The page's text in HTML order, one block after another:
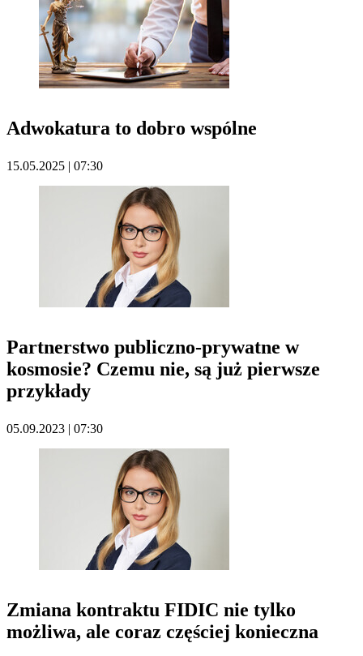
Adwokatura to dobro wspólne
15.05.2025 | 07:30
Partnerstwo publiczno-prywatne w
kosmosie? Czemu nie, są już pierwsze
przykłady
05.09.2023 | 07:30
Zmiana kontraktu FIDIC nie tylko
możliwa, ale coraz częściej konieczna